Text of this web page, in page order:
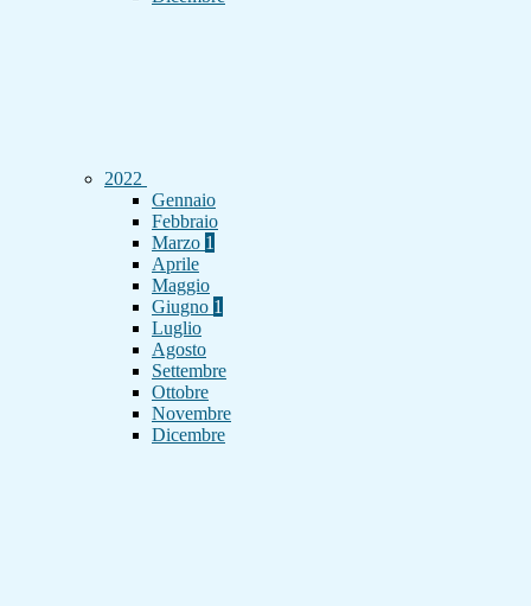
2022
Gennaio
Febbraio
Marzo 1
Aprile
Maggio
Giugno 1
Luglio
Agosto
Settembre
Ottobre
Novembre
Dicembre